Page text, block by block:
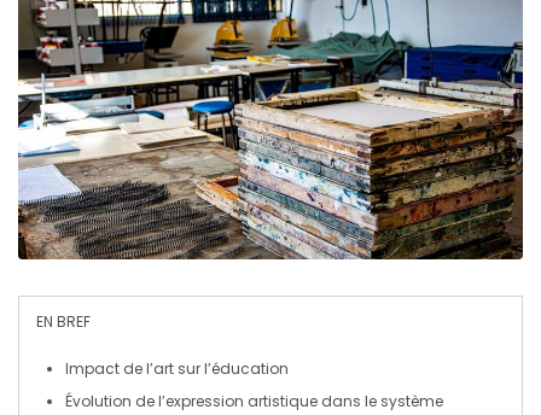
EN BREF
Impact de l’art sur l’éducation
Évolution de l’expression artistique dans le système